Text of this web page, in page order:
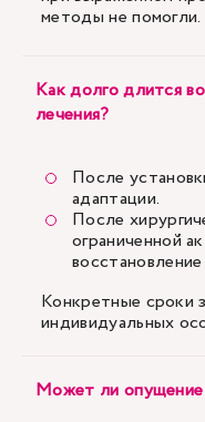
методы не помогли.
Как долго длится
лечения?
После
адаптации.
После
ограниченной
Конкретные сроки
индивидуальных
Может ли опущение